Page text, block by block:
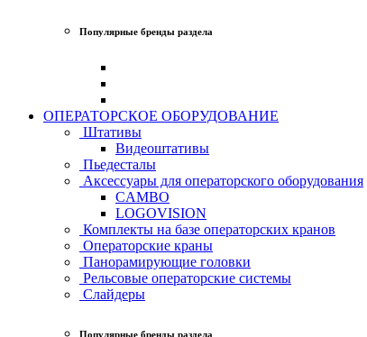
Популярные бренды раздела
ОПЕРАТОРСКОЕ ОБОРУДОВАНИЕ
Штативы
Видеоштативы
Пьедесталы
Аксессуары для операторского оборудования
CAMBO
LOGOVISION
Комплекты на базе операторских кранов
Операторские краны
Панорамирующие головки
Рельсовые операторские системы
Слайдеры
Популярные бренды раздела